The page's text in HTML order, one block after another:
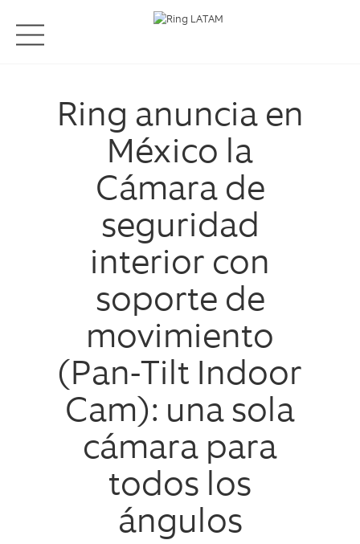
Ring anuncia en
México la
Cámara de
seguridad
interior con
soporte de
movimiento
(Pan-Tilt Indoor
Cam): una sola
cámara para
todos los
ángulos